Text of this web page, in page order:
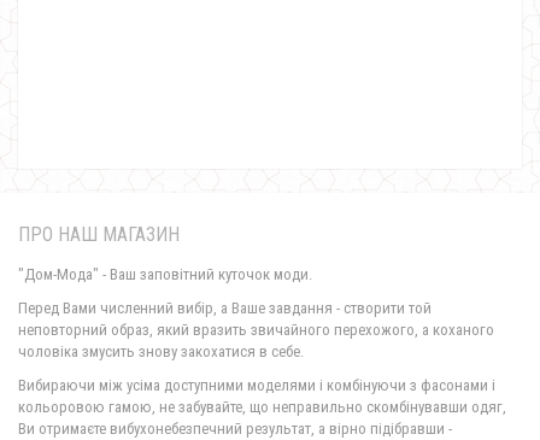
1150.00грн.750.00грн.
ПРО НАШ МАГАЗИН
"Дом-Мода" - Ваш заповітний куточок моди.
Перед Вами численний вибір, а Ваше завдання - створити той
неповторний образ, який вразить звичайного перехожого, а коханого
чоловіка змусить знову закохатися в себе.
Вибираючи між усіма доступними моделями і комбінуючи з фасонами і
кольоровою гамою, не забувайте, що неправильно скомбінувавши одяг,
Ви отримаєте вибухонебезпечний результат, а вірно підібравши -